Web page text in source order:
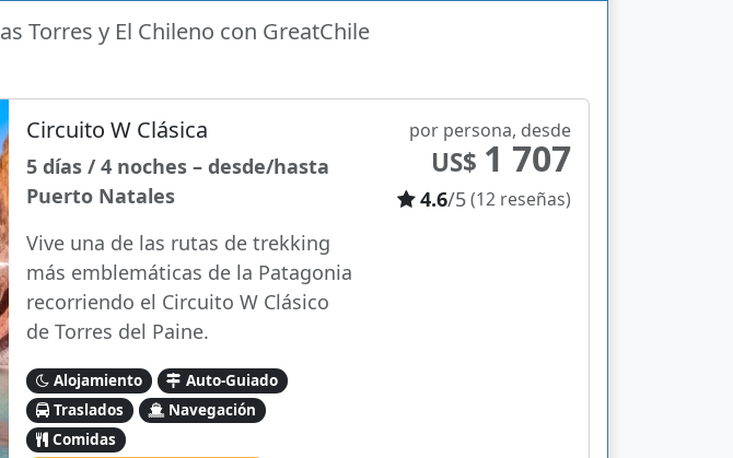
Torres y El Chileno con GreatChile
Circuito W Clásica
5 días / 4 noches – desde/hasta
Puerto Natales
Vive una de las rutas de trekking
más emblemáticas de la Patagonia
recorriendo el Circuito W Clásico
de Torres del Paine.
Alojamiento
Auto-Guiado
Traslados
Navegación
Comidas
por persona, desde
US$ 1 707
4.6/5(12 reseñas)